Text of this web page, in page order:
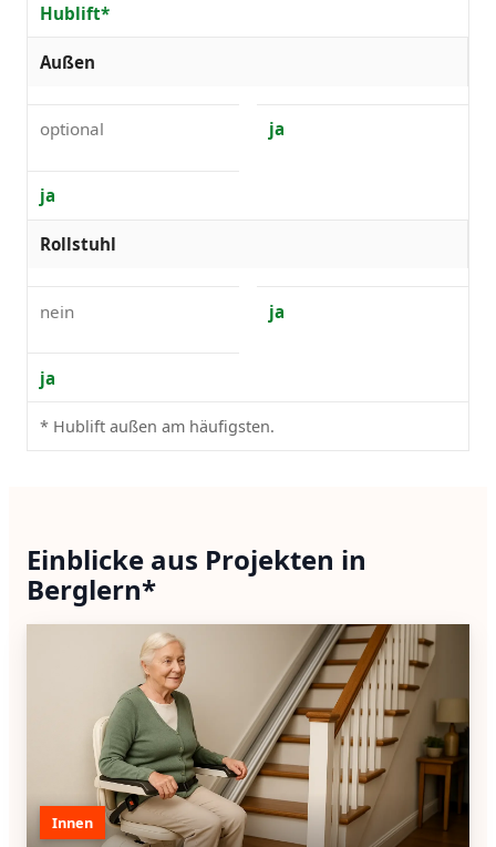
Hublift*
Außen
optional ja
ja
Rollstuhl
nein ja
ja
* Hublift außen am häufigsten.
Einblicke aus Projekten in
Berglern*
Innen